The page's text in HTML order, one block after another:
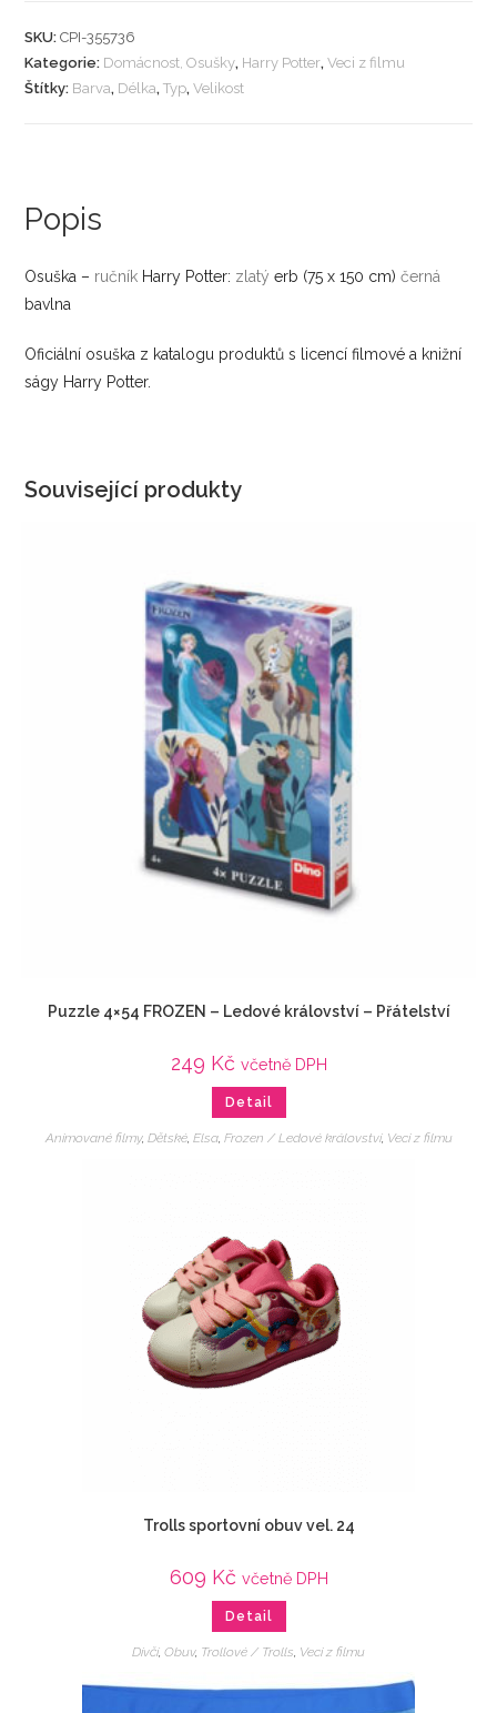
SKU:CPI-355736
Kategorie: Domácnost, Osušky, Harry Potter,Veci z filmu
Štítky: Barva, Délka,Typ,Velikost
Popis
Osuška – ručník Harry Potter: zlatý erb (75 x 150 cm)černá
bavlna
Oficiální osuška z katalogu produktů s licencí filmové a knižní
ságy Harry Potter.
Související produkty
Puzzle 4×54 FROZEN – Ledové království – Přátelství
249 Kč včetně DPH
Detail
Animované filmy, Dětské, Elsa, Frozen / Ledové království, Veci z filmu
Trolls sportovní obuv vel. 24
609 Kč včetně DPH
Detail
Dívčí, Obuv, Trollové / Trolls Veci z filmu